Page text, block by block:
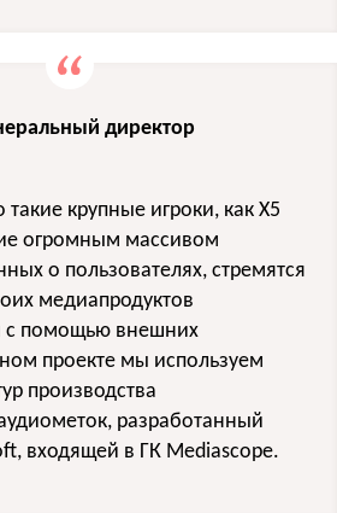
директор
крупные игроки, как Х5
огромным массивом
о пользователях, стремятся
медиапродуктов
с помощью внешних
проекте мы используем
производства
разработанный
входящей в ГК Mediascope.